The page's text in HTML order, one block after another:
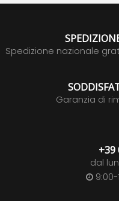
Spedizione nazionale
Garanzia di
+39
dal
9:00-